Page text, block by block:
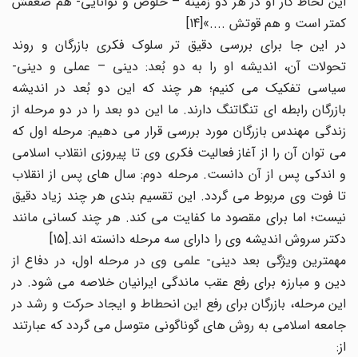
کمتر است و هم قوتش ....»[14]
در این جا برای بررسی دقیق تر سلوک فکری بازرگان و روند
تحولات آن، اندیشه او را به دو بُعد: دینی – عملی و دینی-
سیاسی تفکیک می کنیم؛ هر چند که این دو بُعد در اندیشه
بازرگان رابطه ای تنگاتنگ دارند. ما این دو بعد را در دو مرحله از
زندگی مهندس بازرگان مورد بررسی قرار می دهیم: مرحله اول که
می توان آن را از آغاز فعالیت فکری وی تا پیروزی انقلاب اسلامی
و اندکی پس از آن دانست. مرحله دوم: سال های پس از انقلاب
تا فوت وی مربوط می گردد. این تقسیم بندی هر چند زیاد دقیق
نیست؛ اما برای مقصود ما کفایت می کند. هر چند کسانی مانند
دکتر سروش اندیشه وی را دارای سه مرحله دانسته اند.[15]
مهمترین ویژگی بعد دینی- علمی وی در مرحله اول، در دفاع از
دین و مبارزه برای رفع عقب ماندگی ایرانیان خلاصه می شود. در
این مرحله، بازرگان برای رفع این انحطاط و ایجاد حرکت و رشد در
جامعه اسلامی به روش های گوناگونی متوسل می گردد که عبارتند